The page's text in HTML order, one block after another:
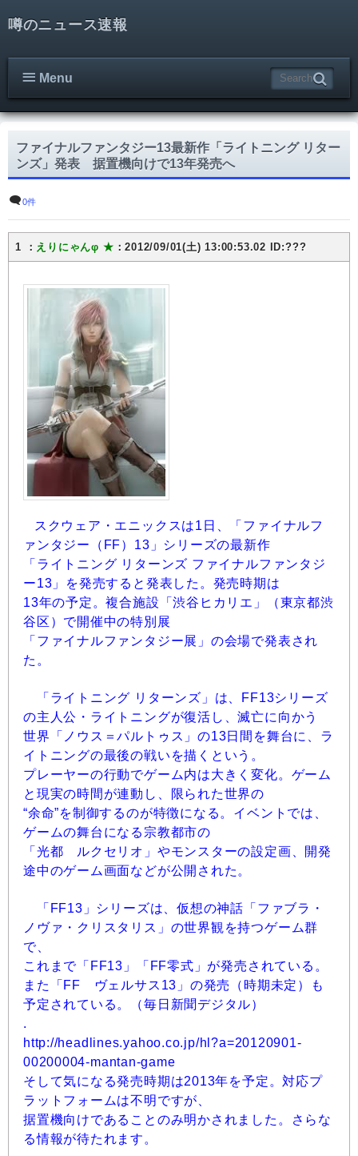
噂のニュース速報
Menu
ファイナルファンタジー13最新作「ライトニング リター
ンズ」発表 据置機向けで13年発売へ
0件
1 ： えりにゃんφ ★ ：2012/09/01(土) 13:00:53.02 ID:???
スクウェア・エニックスは1日、「ファイナルフ
ァンタジー（FF）13」シリーズの最新作
「ライトニング リターンズ ファイナルファンタジ
ー13」を発売すると発表した。発売時期は
13年の予定。複合施設「渋谷ヒカリエ」（東京都渋
谷区）で開催中の特別展
「ファイナルファンタジー展」の会場で発表され
た。
「ライトニング リターンズ」は、FF13シリーズ
の主人公・ライトニングが復活し、滅亡に向かう
世界「ノウス＝パルトゥス」の13日間を舞台に、ラ
イトニングの最後の戦いを描くという。
プレーヤーの行動でゲーム内は大きく変化。ゲーム
と現実の時間が連動し、限られた世界の
“余命”を制御するのが特徴になる。イベントでは、
ゲームの舞台になる宗教都市の
「光都 ルクセリオ」やモンスターの設定画、開発
途中のゲーム画面などが公開された。
「FF13」シリーズは、仮想の神話「ファブラ・
ノヴァ・クリスタリス」の世界観を持つゲーム群
で、
これまで「FF13」「FF零式」が発売されている。
また「FF ヴェルサス13」の発売（時期未定）も
予定されている。（毎日新聞デジタル）
.
http://headlines.yahoo.co.jp/hl?a=20120901-
00200004-mantan-game
そして気になる発売時期は2013年を予定。対応プ
ラットフォームは不明ですが、
据置機向けであることのみ明かされました。さらな
る情報が待たれます。